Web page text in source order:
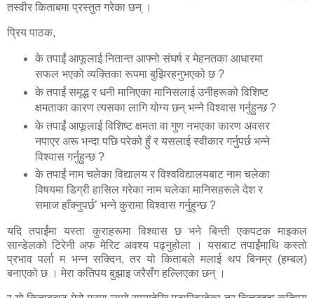
तस्वीर किताबमा प्रस्तुत गरेका छन् ।
प्रिय पाठक,
के तपाईं आफूलाई नितान्त आफ्नो संघर्ष र मेहनतका आधारमा
सफल भएको व्यक्तिका रूपमा बुझिरहनुभएको छ ?
के तपाईं समृद्ध र धनी मानिएका मानिसलाई उनीहरूको विशिष्ट
क्षमताका कारण त्यसका लागि योग्य छन् भन्ने विश्वास गर्नुहुन्छ ?
के तपाईं आफूलाई विशिष्ट क्षमता वा गुण नभएका कारण अवसर
नपाएर अरू भन्दा पछि परेको हुँ र यसलाई स्वीकार गर्नुपर्छ भन्ने
विश्वास गर्नुहुन्छ ?
केतपाईं नाम चलेका विद्यालय र विश्वविद्यालयबाट नाम चलेका
विषयमा डिग्री हासिल गरेका नाम चलेका मानिसहरूले देश र
समाज हाँक्नुपर्छ’ भन्ने कुरामा विश्वास गर्नुहुन्छ ?
यदि तपाईंमा यस्ता कुराहरूमा विश्वास छ भने बिन्ती एकपटक माइकल
सान्डेलको टिरेनी अफ मेरिट अवश्य पढ्नुहोला । यसबाट तपाईंमाथि कस्तो
प्रभाव पर्ला म भन्न सक्दिन, तर यो किताबले मलाई थप बिनम्र (हम्बल)
बनाएको छ । मेरा कतिपय बुझाइ जरैसँग हल्लिएका छन् ।